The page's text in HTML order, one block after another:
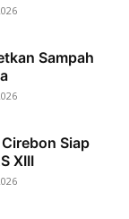
Sampah
Siap
XIII